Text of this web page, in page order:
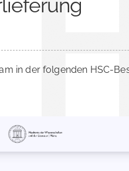
in der folgenden HSC-